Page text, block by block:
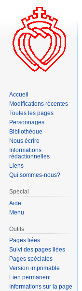
Accueil
Modifications récentes
Toutes les pages
Personnages
Bibliothèque
Nous écrire
Informations
rédactionnelles
Liens
Qui sommes-nous?
Spécial
Aide
Menu
Outils
Pages liées
Suivi des pages liées
Pages spéciales
Version imprimable
Lien permanent
Informations sur la page